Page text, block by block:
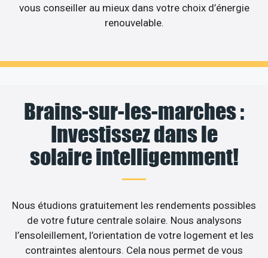
vous conseiller au mieux dans votre choix d’énergie
renouvelable.
Brains-sur-les-marches :
Investissez dans le
solaire intelligemment!
Nous étudions gratuitement les rendements possibles
de votre future centrale solaire. Nous analysons
l’ensoleillement, l’orientation de votre logement et les
contraintes alentours. Cela nous permet de vous